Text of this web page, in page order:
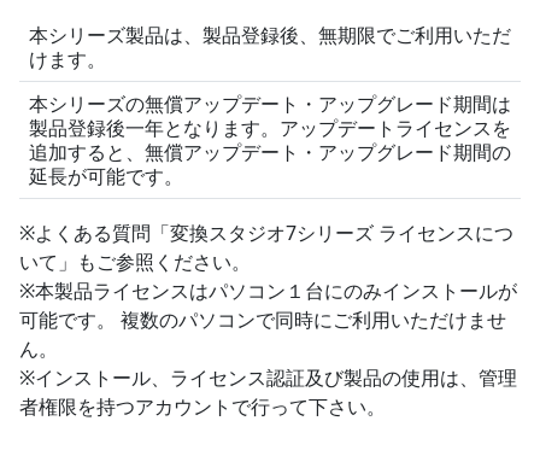
本シリーズ製品は、製品登録後、無期限でご利用いただ
けます。
本シリーズの無償アップデート・アップグレード期間は
製品登録後一年となります。アップデートライセンスを
追加すると、無償アップデート・アップグレード期間の
延長が可能です。
※よくある質問「変換スタジオ7シリーズ ライセンスにつ
いて」もご参照ください。
※本製品ライセンスはパソコン１台にのみインストールが
可能です。 複数のパソコンで同時にご利用いただけませ
ん。
※インストール、ライセンス認証及び製品の使用は、管理
者権限を持つアカウントで行って下さい。